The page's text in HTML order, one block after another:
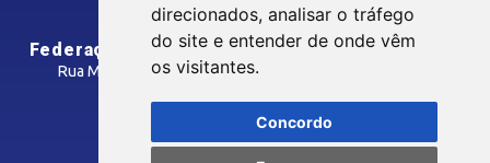
direcionados, analisar o tráfego
do site e entender de onde vêm
os visitantes.
Concordo
SINDICATOS FILIADOS
Federação das Indústrias do Estado da Paraíba
Rua Manoel Gonçalves Guimarães, 195 - José Pinheiro
Como Chegar